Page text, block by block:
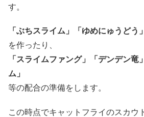
す。
「ぶちスライム」「ゆめにゅうどう
を作ったり、
「スライムファング」「デンデン竜
ム」
等の配合の準備をします。
この時点でキャットフライのスカウ